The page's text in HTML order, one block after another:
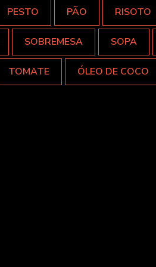
PESTO PÃO RISOTO
SOBREMESA SOPA
TOMATE ÓLEO DE COCO